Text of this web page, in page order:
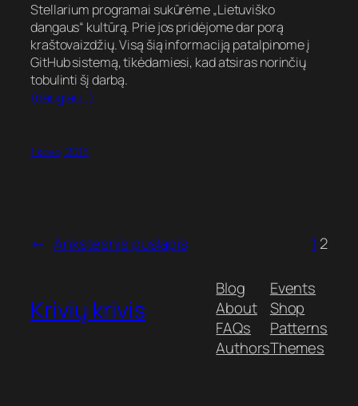
Stellarium programai sukūrėme „Lietuviško
dangaus“ kultūrą. Prie jos pridėjome dar porą
kraštovaizdžių. Visą šią informaciją patalpinome į
GitHub sistemą, tikėdamiesi, kad atsiras norinčių
tobulinti šį darbą.
(daugiau…)
1 kovo, 2015
← Ankstesnis puslapis 1 2
Krivių krivis
Blog
About
FAQs
Authors
Events
Shop
Patterns
Themes